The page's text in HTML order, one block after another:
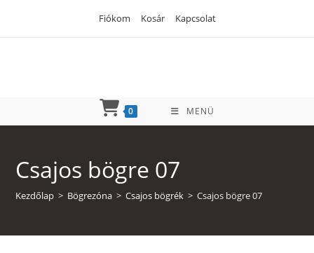
Fiókom Kosár Kapcsolat
0 MENÜ
Csajos bögre 07
Kezdőlap > Bögrezóna > Csajos bögrék > Csajos bögre 07